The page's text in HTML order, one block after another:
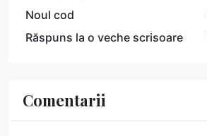
Noul cod
Răspuns la o veche scrisoare
Comentarii